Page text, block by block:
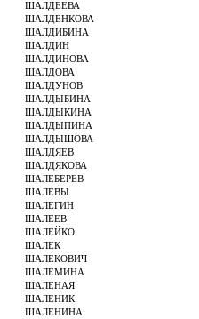
ШАЛДЕЕВА
ШАЛДЕНКОВА
ШАЛДИБИНА
ШАЛДИН
ШАЛДИНОВА
ШАЛДОВА
ШАЛДУНОВ
ШАЛДЫБИНА
ШАЛДЫКИНА
ШАЛДЫПИНА
ШАЛДЫШОВА
ШАЛДЯЕВ
ШАЛДЯКОВА
ШАЛЕБЕРЕВ
ШАЛЕВЫ
ШАЛЕГИН
ШАЛЕЕВ
ШАЛЕЙКО
ШАЛЕК
ШАЛЕКОВИЧ
ШАЛЕМИНА
ШАЛЕНАЯ
ШАЛЕНИК
ШАЛЕНИНА